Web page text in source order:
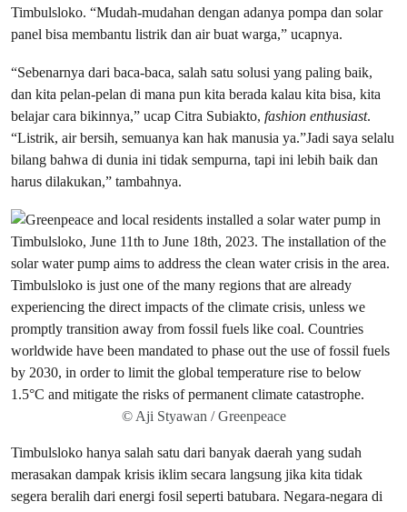
Timbulsloko. “Mudah-mudahan dengan adanya pompa dan solar
panel bisa membantu listrik dan air buat warga,” ucapnya.
“Sebenarnya dari baca-baca, salah satu solusi yang paling baik,
dan kita pelan-pelan di mana pun kita berada kalau kita bisa, kita
belajar cara bikinnya,” ucap Citra Subiakto, fashion enthusiast.
“Listrik, air bersih, semuanya kan hak manusia ya.”Jadi saya selalu
bilang bahwa di dunia ini tidak sempurna, tapi ini lebih baik dan
harus dilakukan,” tambahnya.
© Aji Styawan / Greenpeace
Timbulsloko hanya salah satu dari banyak daerah yang sudah
merasakan dampak krisis iklim secara langsung jika kita tidak
segera beralih dari energi fosil seperti batubara. Negara-negara di